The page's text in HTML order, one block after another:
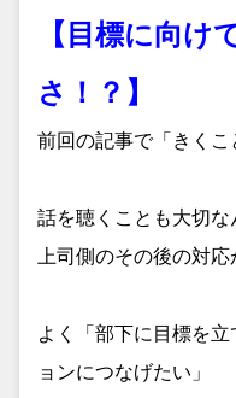
【目標に向け
さ！？】
前回の記事で「きくこ
話を聴くことも大切な
上司側のその後の対
よく「部下に目標を
ョンにつなげたい」